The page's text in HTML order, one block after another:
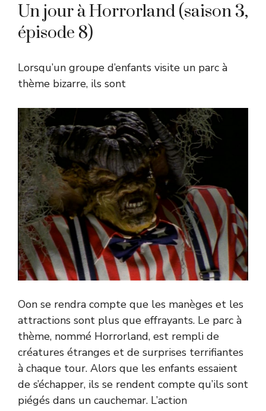
Un jour à Horrorland (saison 3,
épisode 8)
Lorsqu’un groupe d’enfants visite un parc à
thème bizarre, ils sont
Oon se rendra compte que les manèges et les
attractions sont plus que effrayants. Le parc à
thème, nommé Horrorland, est rempli de
créatures étranges et de surprises terrifiantes
à chaque tour. Alors que les enfants essaient
de s’échapper, ils se rendent compte qu’ils sont
piégés dans un cauchemar. L’action